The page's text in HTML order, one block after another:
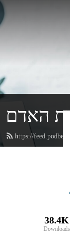
האדם
https://
38.4K
Downloads